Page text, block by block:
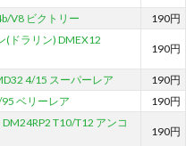
V8 ビクトリー 190円
(ドラリン) DMEX12
190円
4/15 スーパーレア
190円
ベリーレア 190円
T10/T12 アンコ
190円